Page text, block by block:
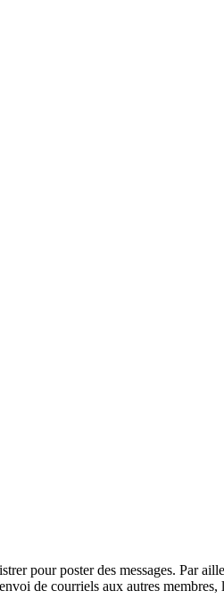
pour poster des messages. Par
de courriels aux autres membres,